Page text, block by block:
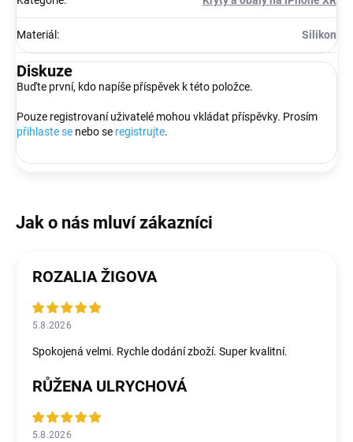
Materiál : Silikon
Diskuze
Buďte první, kdo napíše příspěvek k této položce.
Pouze registrovaní uživatelé mohou vkládat příspěvky. Prosím
přihlaste se nebo se registrujte.
ROZALIA ŽIGOVA
5.8.2026
Spokojená velmi. Rychle dodání zboží. Super kvalitní.
RŮŽENA ULRYCHOVÁ
5.8.2026